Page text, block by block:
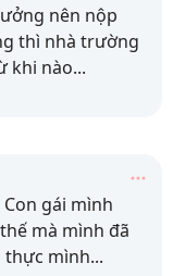
nên nộp
thì nhà trường
khi nào...
gái mình
mà mình đã
thực mình...